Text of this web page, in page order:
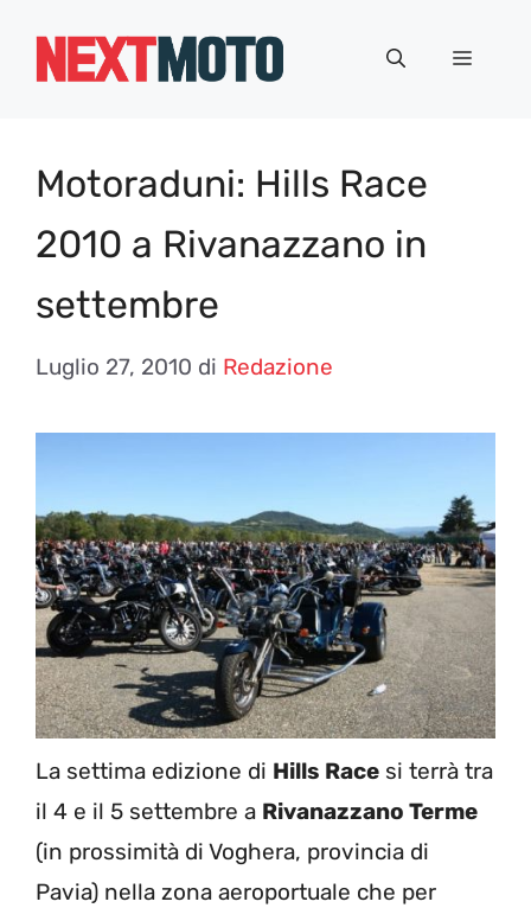
Menu
Motoraduni: Hills Race
2010 a Rivanazzano in
settembre
Luglio 27, 2010 di Redazione
La settima edizione di Hills Race si terrà tra
il 4 e il 5 settembre a Rivanazzano Terme
(in prossimità di Voghera, provincia di
Pavia) nella zona aeroportuale che per